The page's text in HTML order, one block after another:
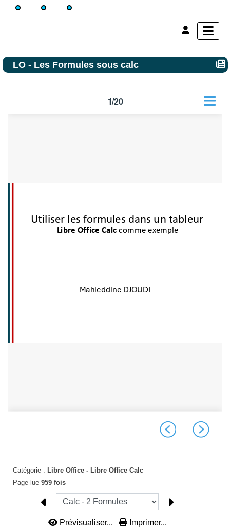
LO - Les Formules sous calc
Catégorie : Libre Office - Libre Office Calc
Page lue 959 fois
Prévisualiser... Imprimer...